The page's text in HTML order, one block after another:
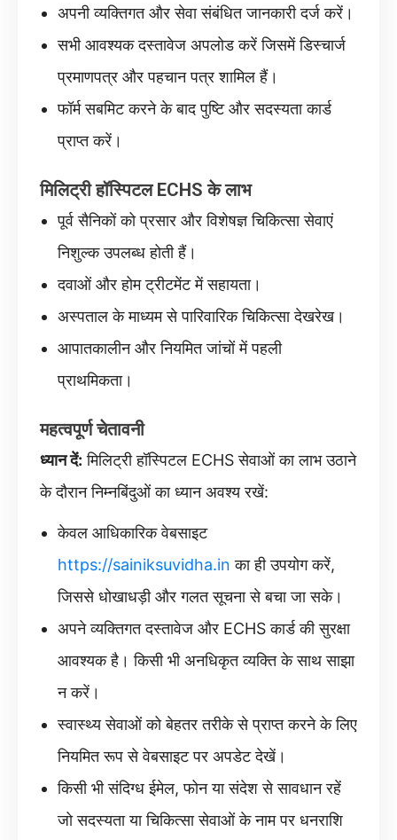
अपनी व्यक्तिगत और सेवा संबंधित जानकारी दर्ज करें।
सभी आवश्यक दस्तावेज अपलोड करें जिसमें डिस्चार्ज
प्रमाणपत्र और पहचान पत्र शामिल हैं।
फॉर्म सबमिट करने के बाद पुष्टि और सदस्यता कार्ड
प्राप्त करें।
मिलिट्री हॉस्पिटल ECHS के लाभ
पूर्व सैनिकों को प्रसार और विशेषज्ञ चिकित्सा सेवाएं
निशुल्क उपलब्ध होती हैं।
दवाओं और होम ट्रीटमेंट में सहायता।
अस्पताल के माध्यम से पारिवारिक चिकित्सा देखरेख।
आपातकालीन और नियमित जांचों में पहली
प्राथमिकता।
महत्वपूर्ण चेतावनी
ध्यान दें: मिलिट्री हॉस्पिटल ECHS सेवाओं का लाभ उठाने
के दौरान निम्नबिंदुओं का ध्यान अवश्य रखें:
केवल आधिकारिक वेबसाइट
https://sainiksuvidha.in का ही उपयोग करें,
जिससे धोखाधड़ी और गलत सूचना से बचा जा सके।
अपने व्यक्तिगत दस्तावेज और ECHS कार्ड की सुरक्षा
आवश्यक है। किसी भी अनधिकृत व्यक्ति के साथ साझा
न करें।
स्वास्थ्य सेवाओं को बेहतर तरीके से प्राप्त करने के लिए
नियमित रूप से वेबसाइट पर अपडेट देखें।
किसी भी संदिग्ध ईमेल, फोन या संदेश से सावधान रहें
जो सदस्यता या चिकित्सा सेवाओं के नाम पर धनराशि